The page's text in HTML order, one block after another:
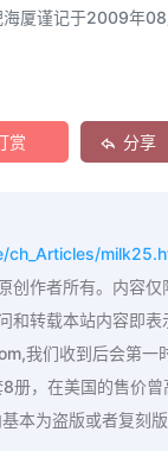
海厦谨记于2009年
赏 分享
创作者所有。内容
和转载本站内容即
我们收到后会第一
册，在美国的售价
本为盗版或者复刻